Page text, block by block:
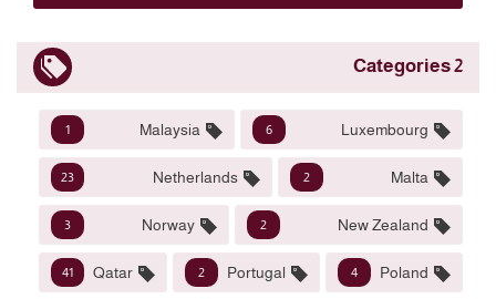
2 Categories
Luxembourg
6
Malaysia
1
Malta
2
Netherlands
23
New Zealand
2
Norway
3
Poland
4
Portugal
2
Qatar
41